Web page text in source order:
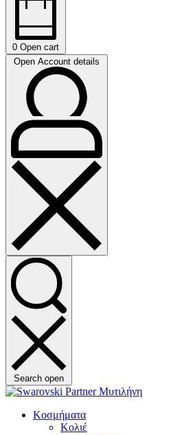
0 Open cart
Open Account details
Search open
Κοσμήματα
Κολιέ